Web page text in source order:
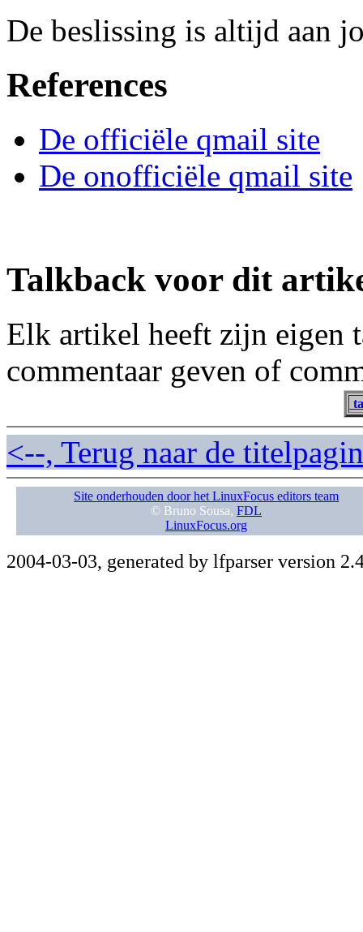
De beslissing is altijd aan
References
De officiële qmail site
De onofficiële qmail site
Talkback voor dit
Elk artikel heeft zijn eigen
commentaar geven of
<--, Terug naar de
Site onderhouden door het LinuxFocus editors team
© Bruno Sousa, FDL
LinuxFocus.org
2004-03-03, generated by lfparser version